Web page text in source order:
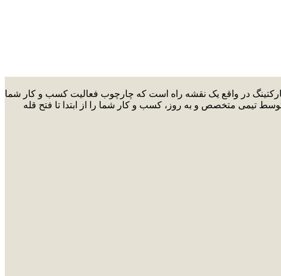
مارکتینگ در واقع یک نقشه راه است که چارچوب فعالیت کسب و کار شما
توسط تیمی متخصص و به روز، کسب و کار شما را از ابتدا تا فتح قله